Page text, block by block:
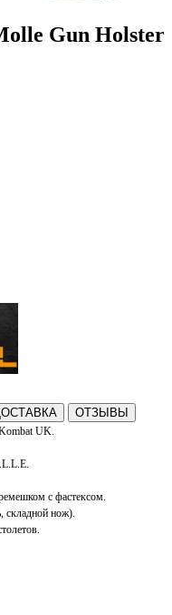
Gun Holster
ОТЗЫВЫ
UK.
с фастексом.
складной нож).